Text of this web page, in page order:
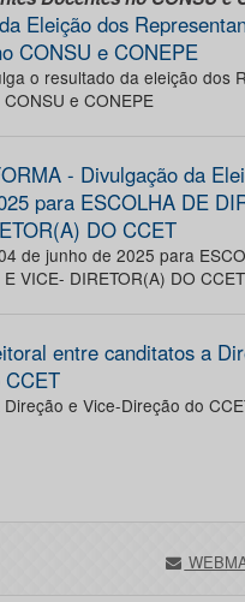
Eleição dos
CONSU e CONEPE
o resultado da eleição dos
e CONEPE
- Divulgação da
para ESCOLHA DE
DO CCET
de junho de 2025 para
VICE- DIRETOR(A) DO CCET
entre canditatos a
CCET
e Vice-Direção do